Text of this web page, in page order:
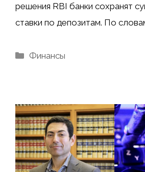
решения RBI банки сохранят
ставки по депозитам. По
Рубрики
Финансы